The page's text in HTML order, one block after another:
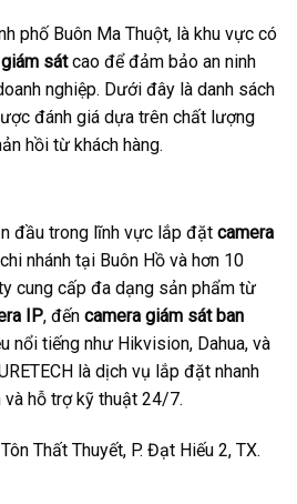
phố Buôn Ma Thuột, là khu vực có
sátcao để đảm bảo an ninh
nghiệp. Dưới đây là danh sách
đánh giá dựa trên chất lượng
hồi từ khách hàng.
đầu trong lĩnh vực lắp đặt camera
nhánh tại Buôn Hồ và hơn 10
cung cấp đa dạng sản phẩm từ
IP, đến camera giám sát ban
nổi tiếng như Hikvision, Dahua, và
là dịch vụ lắp đặt nhanh
và hỗ trợ kỹ thuật 24/7.
Thất Thuyết, P. Đạt Hiếu 2, TX.